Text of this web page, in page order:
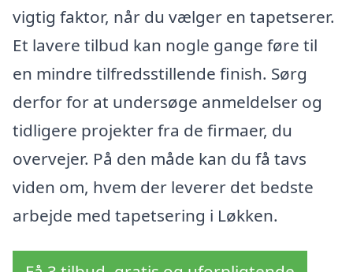
vigtig faktor, når du vælger en tapetserer.
Et lavere tilbud kan nogle gange føre til
en mindre tilfredsstillende finish. Sørg
derfor for at undersøge anmeldelser og
tidligere projekter fra de firmaer, du
overvejer. På den måde kan du få tavs
viden om, hvem der leverer det bedste
arbejde med tapetsering i Løkken.